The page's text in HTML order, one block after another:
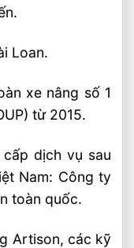
Loan.
xe nâng số 1
từ 2015.
dịch vụ sau
Nam: Công ty
toàn quốc.
Artison, các kỹ